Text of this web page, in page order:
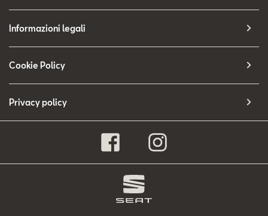
Informazioni legali
Cookie Policy
Privacy policy